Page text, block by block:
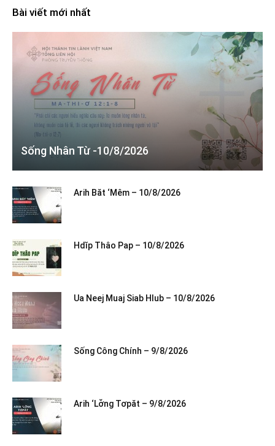
Bài viết mới nhất
Sống Nhân Từ -10/8/2026
Arih Băt ‘Mêm – 10/8/2026
Hdĭp Thâo Pap – 10/8/2026
Ua Neej Muaj Siab Hlub – 10/8/2026
Sống Công Chính – 9/8/2026
Arih ‘Lơ̆ng Tơpăt – 9/8/2026